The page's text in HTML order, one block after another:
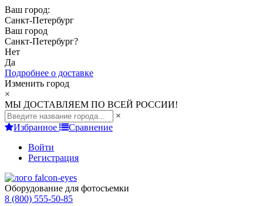
Ваш город:
Санкт-Петербург
Ваш город
Санкт-Петербург?
Нет
Да
Подробнее о доставке
Изменить город
×
МЫ ДОСТАВЛЯЕМ ПО ВСЕЙ РОССИИ!
×
Избранное
Сравнение
Войти
Регистрация
Оборудование для фотосъемки
8 (800) 555-50-85